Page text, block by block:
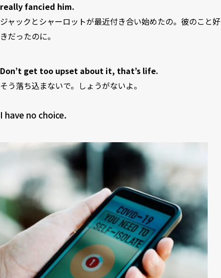
really fancied him.
ジャックとシャーロットが最近付き合い始めたの。彼のこと好
きだったのに。
Don’t get too upset about it, that’s life.
そう落ち込まないで。しょうがないよ。
I have no choice.